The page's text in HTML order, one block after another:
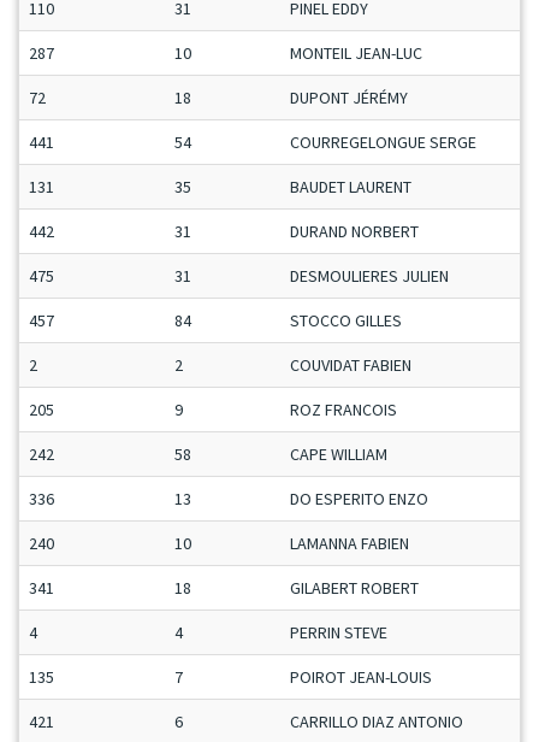
110 31 PINEL EDDY
287 10 MONTEIL JEAN-LUC
72 18 DUPONT JÉRÉMY
441 54 COURREGELONGUE SERGE
131 35 BAUDET LAURENT
442 31 DURAND NORBERT
475 31 DESMOULIERES JULIEN
457 84 STOCCO GILLES
2 2 COUVIDAT FABIEN
205 9 ROZ FRANCOIS
242 58 CAPE WILLIAM
336 13 DO ESPERITO ENZO
240 10 LAMANNA FABIEN
341 18 GILABERT ROBERT
4 4 PERRIN STEVE
135 7 POIROT JEAN-LOUIS
421 6 CARRILLO DIAZ ANTONIO